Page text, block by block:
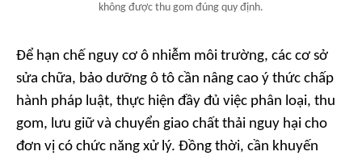
không được thu gom đúng quy định.
Để hạn chế nguy cơ ô nhiễm môi trường, các cơ sở
sửa chữa, bảo dưỡng ô tô cần nâng cao ý thức chấp
hành pháp luật, thực hiện đầy đủ việc phân loại, thu
gom, lưu giữ và chuyển giao chất thải nguy hại cho
đơn vị có chức năng xử lý. Đồng thời, cần khuyến